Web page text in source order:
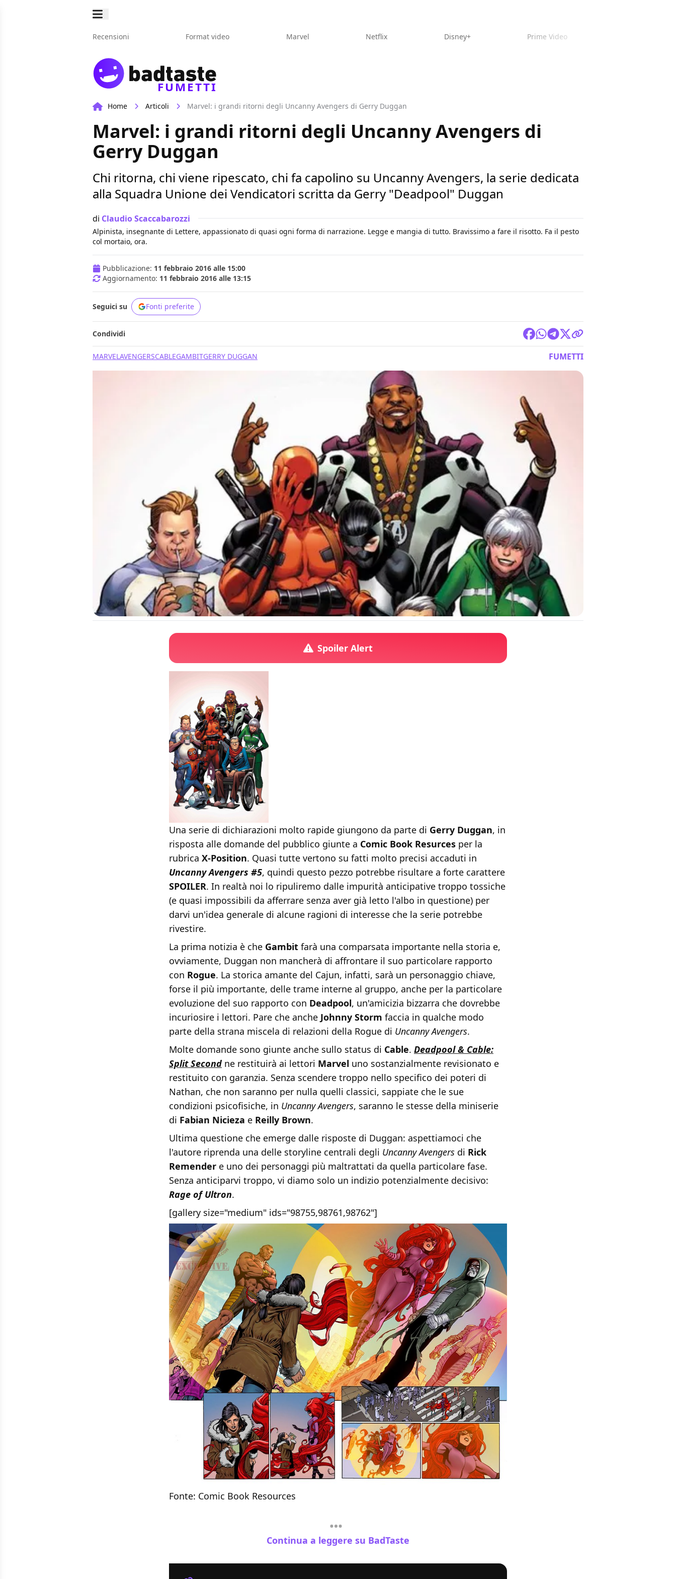
Recensioni Format video Marvel Netflix Disney+ Prime Video
FUMETTI
Home Articoli Marvel: i grandi ritorni degli Uncanny Avengers di Gerry Duggan
Marvel: i grandi ritorni degli Uncanny Avengers di
Gerry Duggan
Chi ritorna, chi viene ripescato, chi fa capolino su Uncanny Avengers, la serie dedicata
alla Squadra Unione dei Vendicatori scritta da Gerry "Deadpool" Duggan
di Claudio Scaccabarozzi
Alpinista, insegnante di Lettere, appassionato di quasi ogni forma di narrazione. Legge e mangia di tutto. Bravissimo a fare il risotto. Fa il pesto
col mortaio, ora.
Pubblicazione: 11 febbraio 2016 alle 15:00
Aggiornamento: 11 febbraio 2016 alle 13:15
Seguici su Fonti preferite
Condividi
MARVELAVENGERSCABLEGAMBITGERRY DUGGAN FUMETTI
Spoiler Alert
Una serie di dichiarazioni molto rapide giungono da parte di Gerry Duggan, in
risposta alle domande del pubblico giunte a Comic Book Resurces per la
rubrica X-Position. Quasi tutte vertono su fatti molto precisi accaduti in
Uncanny Avengers #5, quindi questo pezzo potrebbe risultare a forte carattere
SPOILER. In realtà noi lo ripuliremo dalle impurità anticipative troppo tossiche
(e quasi impossibili da afferrare senza aver già letto l'albo in questione) per
darvi un'idea generale di alcune ragioni di interesse che la serie potrebbe
rivestire.
La prima notizia è che Gambit farà una comparsata importante nella storia e,
ovviamente, Duggan non mancherà di affrontare il suo particolare rapporto
con Rogue. La storica amante del Cajun, infatti, sarà un personaggio chiave,
forse il più importante, delle trame interne al gruppo, anche per la particolare
evoluzione del suo rapporto con Deadpool, un'amicizia bizzarra che dovrebbe
incuriosire i lettori. Pare che anche Johnny Storm faccia in qualche modo
parte della strana miscela di relazioni della Rogue di Uncanny Avengers.
Molte domande sono giunte anche sullo status di Cable. Deadpool & Cable:
Split Secondne restituirà ai lettori Marvel uno sostanzialmente revisionato e
restituito con garanzia. Senza scendere troppo nello specifico dei poteri di
Nathan, che non saranno per nulla quelli classici, sappiate che le sue
condizioni psicofisiche, in Uncanny Avengers, saranno le stesse della miniserie
di Fabian Nicieza e Reilly Brown.
Ultima questione che emerge dalle risposte di Duggan: aspettiamoci che
l'autore riprenda una delle storyline centrali degli Uncanny Avengers di Rick
Remender e uno dei personaggi più maltrattati da quella particolare fase.
Senza anticiparvi troppo, vi diamo solo un indizio potenzialmente decisivo:
Rage of Ultron.
[gallery size="medium" ids="98755,98761,98762"]
Fonte: Comic Book Resources
Continua a leggere su BadTaste